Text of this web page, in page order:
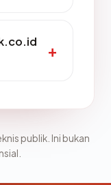
publik. Ini bukan